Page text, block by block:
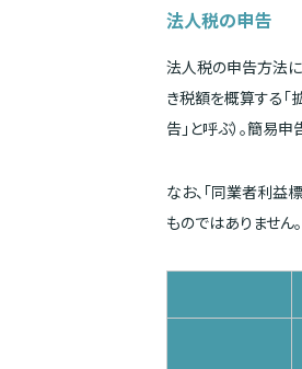
法人税の申告
法人税の申告方法に
き税額を概算する「
告」と呼ぶ）。簡易
なお、「同業者利益
ものではありません。